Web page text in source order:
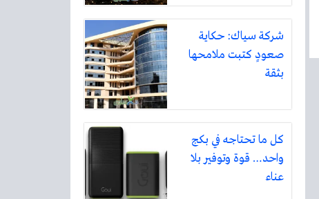
شركة سياك: حكاية
صعودٍ كتبت ملامحها
بثقة
كل ما تحتاجه في بكج
واحد… قوة وتوفير بلا
عناء